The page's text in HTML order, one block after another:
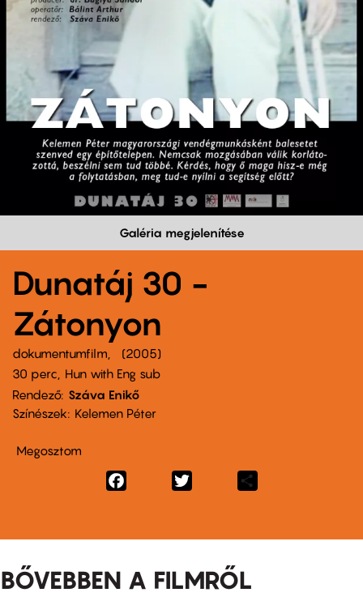
Galéria megjelenítése
Dunatáj 30 -
Zátonyon
dokumentumfilm
2005
30 perc,
Hun with Eng sub
Rendező Száva Enikő
Színészek
Kelemen Péter
Megosztom
Facebook
BŐVEBBEN A FILMRŐL